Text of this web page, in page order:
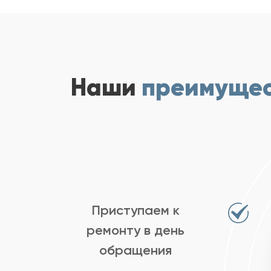
Наши
Приступаем к
ремонту в день
обращения